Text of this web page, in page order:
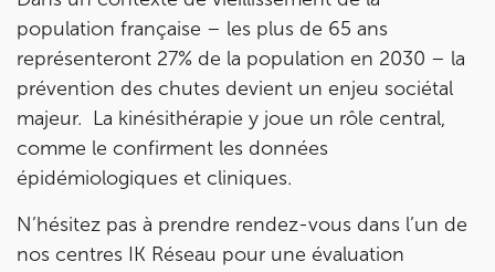
population française – les plus de 65 ans
représenteront 27% de la population en 2030 – la
prévention des chutes devient un enjeu sociétal
majeur. La kinésithérapie y joue un rôle central,
comme le confirment les données
épidémiologiques et cliniques.
N’hésitez pas à prendre rendez-vous dans l’un de
nos centres IK Réseau pour une évaluation